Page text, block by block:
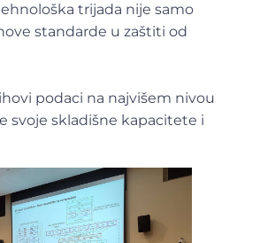
trijada nije samo
standarde u zaštiti od
podaci na najvišem nivou
svoje skladišne kapacitete i